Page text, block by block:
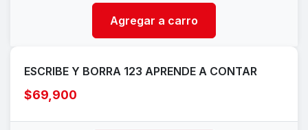
Agregar a carro
ESCRIBE Y BORRA 123 APRENDE A CONTAR
$69,900